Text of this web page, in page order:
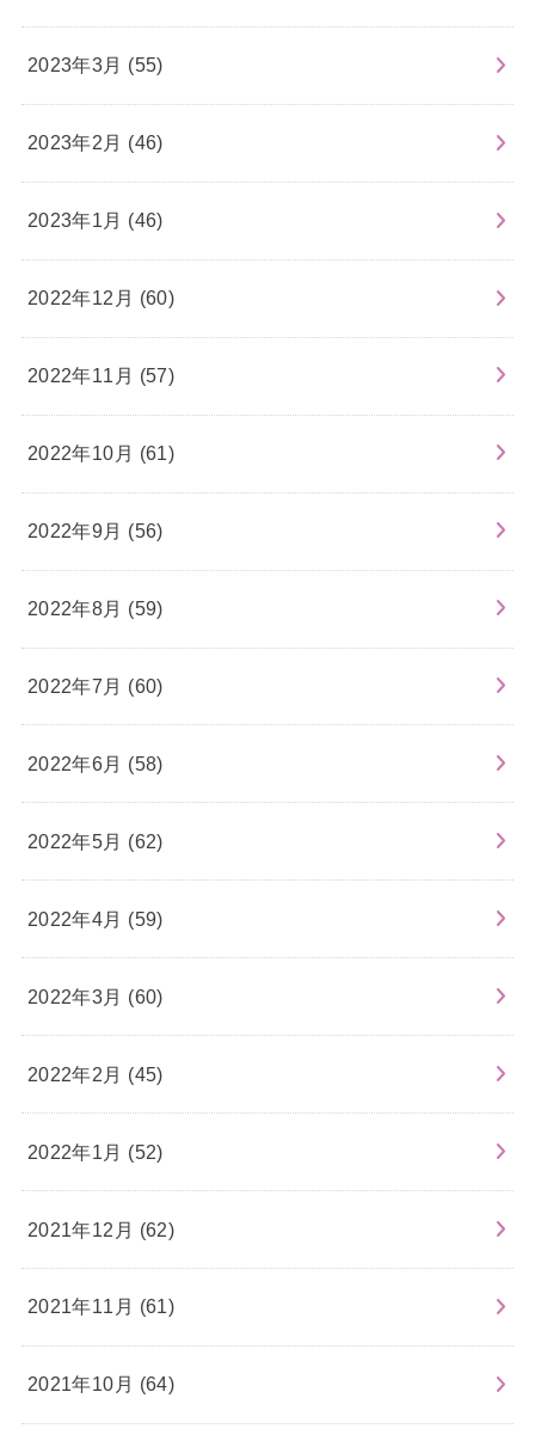
2023年3月 (55)
2023年2月 (46)
2023年1月 (46)
2022年12月 (60)
2022年11月 (57)
2022年10月 (61)
2022年9月 (56)
2022年8月 (59)
2022年7月 (60)
2022年6月 (58)
2022年5月 (62)
2022年4月 (59)
2022年3月 (60)
2022年2月 (45)
2022年1月 (52)
2021年12月 (62)
2021年11月 (61)
2021年10月 (64)